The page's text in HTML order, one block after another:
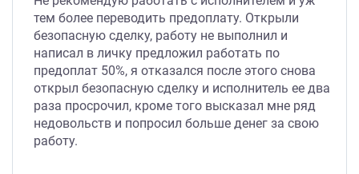
тем более переводить предоплату. Открыли
безопасную сделку, работу не выполнил и
написал в личку предложил работать по
предоплат 50%, я отказался после этого снова
открыл безопасную сделку и исполнитель ее два
раза просрочил, кроме того высказал мне ряд
недовольств и попросил больше денег за свою
работу.